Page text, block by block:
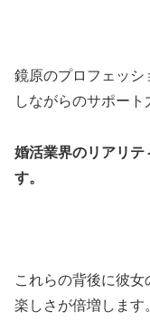
鏡原のプロフェッシ
しながらのサポート
婚活業界のリアリテ
す。
これらの背後に彼
楽しさが倍増します